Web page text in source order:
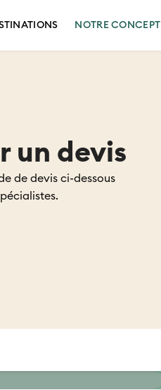
NOTRE CONCEPT
un devis
de devis ci-dessous